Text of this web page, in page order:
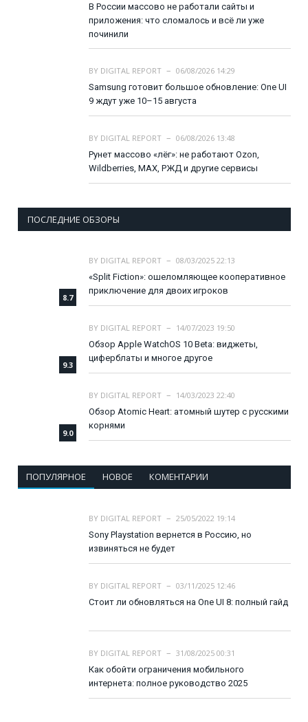
В России массово не работали сайты и
приложения: что сломалось и всё ли уже
починили
BY DIGITAL REPORT
06/08/2026 14:29
Samsung готовит большое обновление: One UI
9 ждут уже 10–15 августа
BY DIGITAL REPORT
06/08/2026 13:48
Рунет массово «лёг»: не работают Ozon,
Wildberries, MAX, РЖД и другие сервисы
ПОСЛЕДНИЕ ОБЗОРЫ
8.7
BY DIGITAL REPORT
08/03/2025 22:13
«Split Fiction»: ошеломляющее кооперативное
приключение для двоих игроков
9.3
BY DIGITAL REPORT
14/07/2023 19:50
Обзор Apple WatchOS 10 Beta: виджеты,
циферблаты и многое другое
9.0
BY DIGITAL REPORT
14/03/2023 22:40
Обзор Atomic Heart: атомный шутер с русскими
корнями
ПОПУЛЯРНОЕ НОВОЕ КОМЕНТАРИИ
BY DIGITAL REPORT
25/05/2022 19:14
Sony Playstation вернется в Россию, но
извиняться не будет
BY DIGITAL REPORT
03/11/2025 12:46
Стоит ли обновляться на One UI 8: полный гайд
BY DIGITAL REPORT
31/08/2025 00:31
Как обойти ограничения мобильного
интернета: полное руководство 2025